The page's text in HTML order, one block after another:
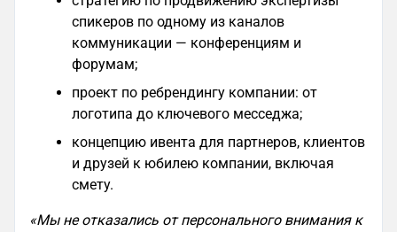
спикеров по одному из каналов
коммуникации — конференциям и
форумам;
проект по ребрендингу компании: от
логотипа до ключевого месседжа;
концепцию ивента для партнеров, клиентов
и друзей к юбилею компании, включая
смету.
«Мы не отказались от персонального внимания к